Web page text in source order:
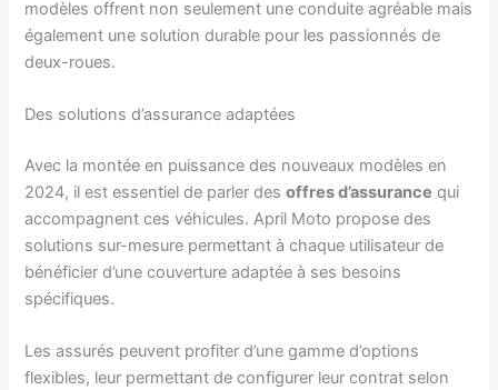
modèles offrent non seulement une conduite agréable mais
également une solution durable pour les passionnés de
deux-roues.
Des solutions d’assurance adaptées
Avec la montée en puissance des nouveaux modèles en
2024, il est essentiel de parler desoffres d’assurance qui
accompagnent ces véhicules. April Moto propose des
solutions sur-mesure permettant à chaque utilisateur de
bénéficier d’une couverture adaptée à ses besoins
spécifiques.
Les assurés peuvent profiter d’une gamme d’options
flexibles, leur permettant de configurer leur contrat selon